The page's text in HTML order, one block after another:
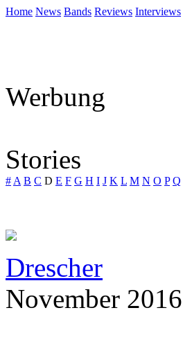
Home News Bands Reviews Interviews
Werbung
Stories
# A B C D E F G H I J K L M N O P Q
Drescher
November 2016